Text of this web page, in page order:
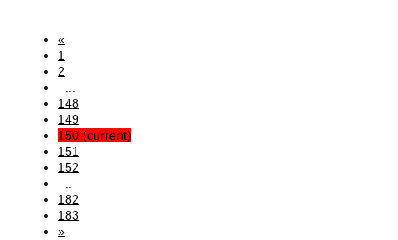
«
1
2
...
148
149
150 (current)
151
152
..
182
183
»